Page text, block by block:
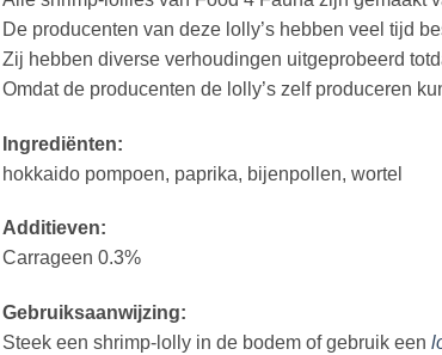
De producenten van deze lolly’s hebben veel tijd
Zij hebben diverse verhoudingen uitgeprobeerd
Omdat de producenten de lolly’s zelf produceren
Ingrediënten:
hokkaido pompoen, paprika, bijenpollen, wortel
Additieven:
Carrageen 0.3%
Gebruiksaanwijzing:
Steek een shrimp-lolly in de bodem of gebruik een